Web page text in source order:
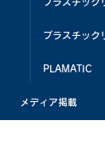
プラスチック
PLAMATIC
メディア掲載